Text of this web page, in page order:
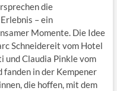
die
– ein
Momente. Die Idee
Schneidereit vom Hotel
und Claudia Pinkle vom
in der Kempener
die hoffen, mit dem